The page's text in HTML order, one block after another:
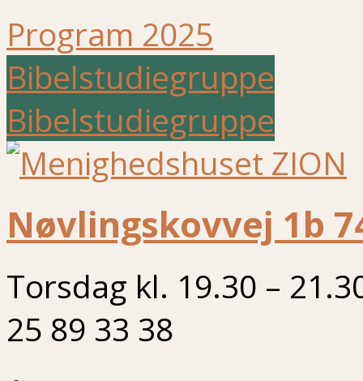
Program 2025
Bibelstudiegruppe
Bibelstudiegruppe
Nøvlingskovvej 1b
Torsdag kl. 19.30 –
25 89 33 38